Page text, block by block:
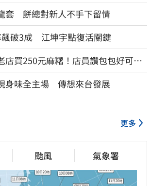
套 餅總對新人不手下留情
飆破3成 江坤宇點復活關鍵
店買250元麻糬！店員讚包包好可
己做的
身味全主場 傳想來台發展
更多
颱風 氣象署